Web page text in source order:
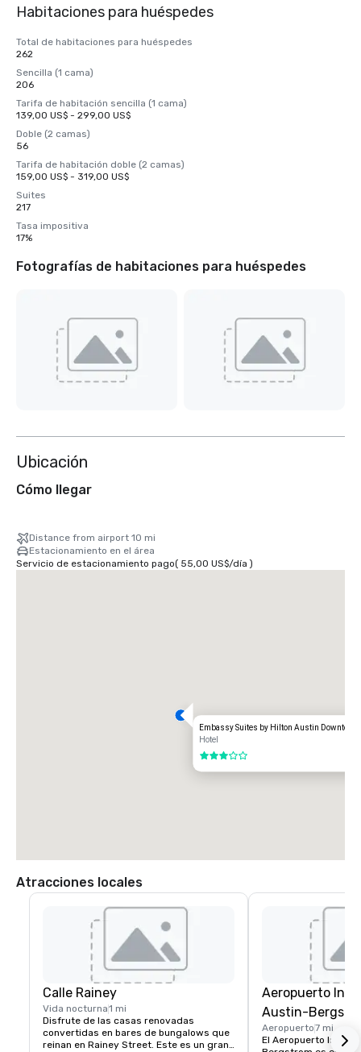
Habitaciones para huéspedes
Total de habitaciones para huéspedes
262
Sencilla (1 cama)
206
Tarifa de habitación sencilla (1 cama)
139,00 US$ - 299,00 US$
Doble (2 camas)
56
Tarifa de habitación doble (2 camas)
159,00 US$ - 319,00 US$
Suites
217
Tasa impositiva
17%
Fotografías de habitaciones para huéspedes
Ubicación
Cómo llegar
Distance from airport 10 mi
Estacionamiento en el área
Servicio de estacionamiento pago( 55,00 US$/día )
Embassy Suites by Hilton Austin
Hotel
3 de 5
Atracciones locales
Calle Rainey
Vida nocturna1 mi
Disfrute de las casas renovadas
convertidas en bares de bungalows que
reinan en Rainey Street. Este es un gran
Aeropuerto
Austin-
Aeropuerto7 mi
El Aeropuerto